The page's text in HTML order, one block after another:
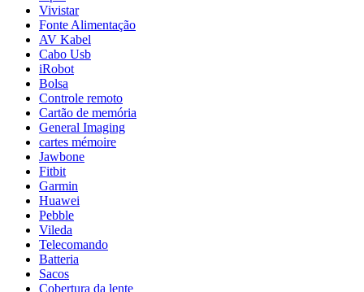
Vivistar
Fonte Alimentação
AV Kabel
Cabo Usb
iRobot
Bolsa
Controle remoto
Cartão de memória
General Imaging
cartes mémoire
Jawbone
Fitbit
Garmin
Huawei
Pebble
Vileda
Telecomando
Batteria
Sacos
Cobertura da lente